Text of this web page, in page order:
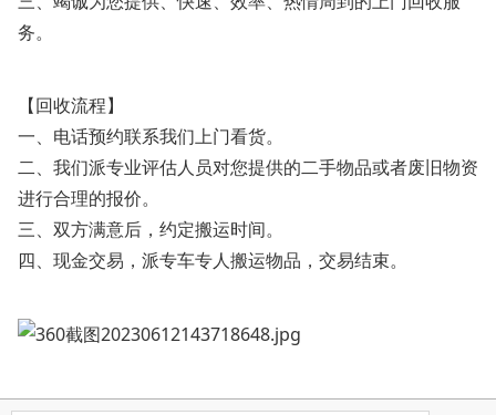
务。
【回收流程】
一、电话预约联系我们上门看货。
二、我们派专业评估人员对您提供的二手物品或者废旧物资
进行合理的报价。
三、双方满意后，约定搬运时间。
四、现金交易，派专车专人搬运物品，交易结束。